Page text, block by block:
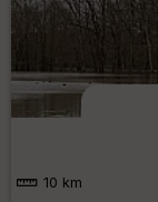
10 km